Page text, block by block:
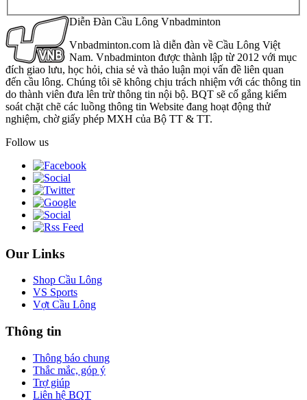
Diễn Đàn Cầu Lông Vnbadminton
Vnbadminton.com là diễn đàn về Cầu Lông Việt
Nam. Vnbadminton được thành lập từ 2012 với mục
đích giao lưu, học hỏi, chia sẻ và thảo luận mọi vấn đề liên quan
đến cầu lông. Chúng tôi sẽ không chịu trách nhiệm với các thông tin
do thành viên đưa lên trừ thông tin nội bộ. BQT sẽ cố gắng kiểm
soát chặt chẽ các luồng thông tin Website đang hoạt động thử
nghiệm, chờ giấy phép MXH của Bộ TT & TT.
Follow us
Our Links
Shop Cầu Lông
VS Sports
Vợt Cầu Lông
Thông tin
Thông báo chung
Thắc mắc, góp ý
Trợ giúp
Liên hệ BQT